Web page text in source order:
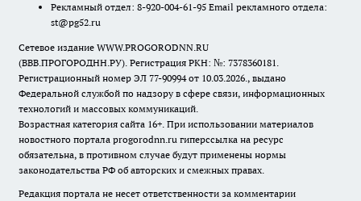
Рекламный отдел: 8-920-004-61-95 Email рекламного отдела:
st@pg52.ru
Сетевое издание WWW.PROGORODNN.RU
(ВВВ.ПРОГОРОДНН.РУ). Регистрация РКН: №: 7378360181.
Регистрационный номер ЭЛ 77-90994 от 10.03.2026., выдано
Федеральной службой по надзору в сфере связи, информационных
технологий и массовых коммуникаций.
Возрастная категория сайта 16+. При использовании материалов
новостного портала progorodnn.ru гиперссылка на ресурс
обязательна, в противном случае будут применены нормы
законодательства РФ об авторских и смежных правах.
Редакция портала не несет ответственности за комментарии